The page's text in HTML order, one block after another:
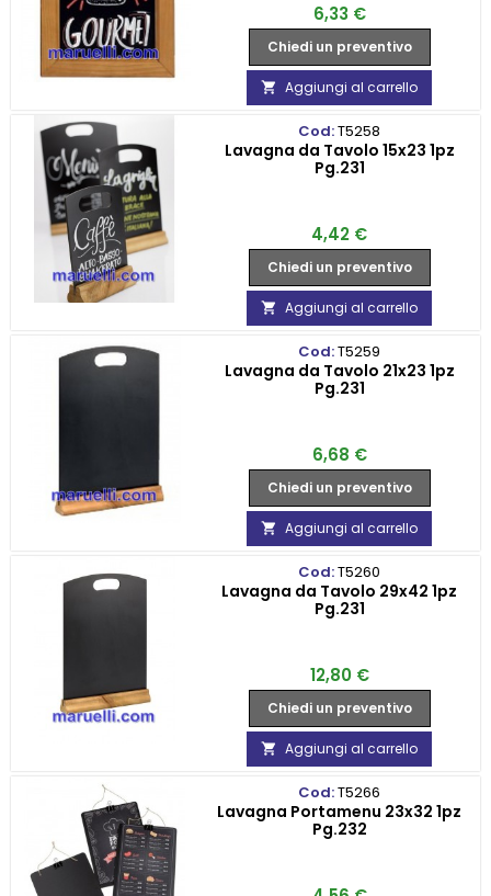
Prezzo
6,33 €
Chiedi un preventivo
 Aggiungi al carrello
Cod:T5258
Lavagna da Tavolo 15x23 1pz
Pg.231
Prezzo
4,42 €
Chiedi un preventivo
 Aggiungi al carrello
Cod:T5259
Lavagna da Tavolo 21x23 1pz
Pg.231
Prezzo
6,68 €
Chiedi un preventivo
 Aggiungi al carrello
Cod:T5260
Lavagna da Tavolo 29x42 1pz
Pg.231
Prezzo
12,80 €
Chiedi un preventivo
 Aggiungi al carrello
Cod:T5266
Lavagna Portamenu 23x32 1pz
Pg.232